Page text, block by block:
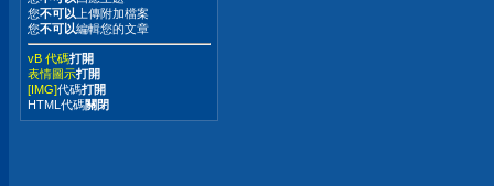
您不可以 上傳附加檔案
您不可以編輯您的文章
vB 代碼打開
表情圖示打開
[IMG]代碼打開
HTML代碼關閉